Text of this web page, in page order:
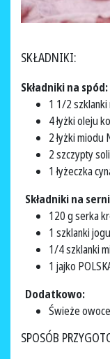
SKŁADNIKI:
Składniki na spód:
1 1/2 szklanki
4 łyżki oleju
2 łyżki miodu
2 szczypty soli
1 łyżeczka
Składniki na
120 g serka
1 szklanki
1/4 szklanki
1 jajko
Dodatkowo:
Świeże
SPOSÓB